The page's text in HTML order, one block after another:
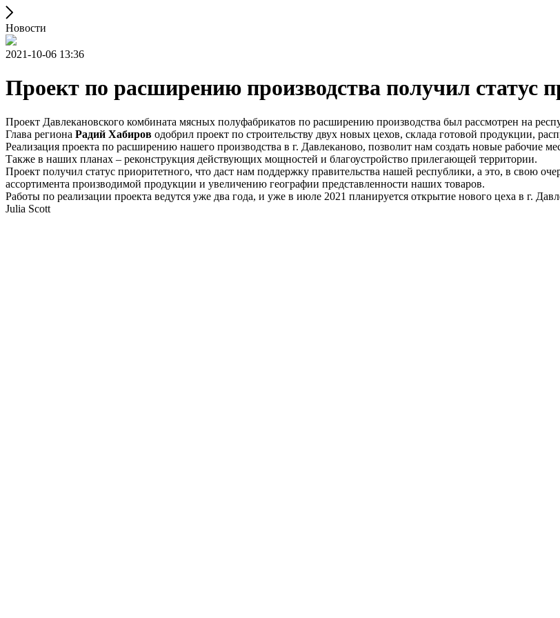
Новости
2021-10-06 13:36
Проект по расширению производства получил статус
Проект Давлекановского комбината мясных полуфабрикатов по расширению производства был рассмотрен на
Глава региона Радий Хабиров одобрил проект по строительству двух новых цехов, склада готовой продукции,
Реализация проекта по расширению нашего производства в г. Давлеканово, позволит нам создать новые рабочие
Также в наших планах – реконструкция действующих мощностей и благоустройство прилегающей территории.
Проект получил статус приоритетного, что даст нам поддержку правительства нашей республики, а это, в свою
ассортимента производимой продукции и увеличению географии представленности наших товаров.
Работы по реализации проекта ведутся уже два года, и уже в июле 2021 планируется открытие нового цеха в г.
Julia Scott